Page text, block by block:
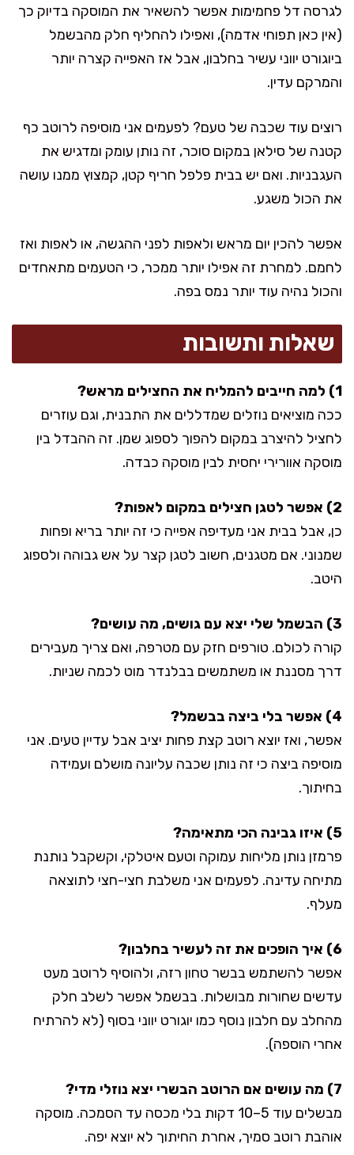
לגרסה דל פחמימות אפשר להשאיר את המוסקה בדיוק כך
(אין כאן תפוחי אדמה), ואפילו להחליף חלק מהבשמל
ביוגורט יווני עשיר בחלבון, אבל אז האפייה קצרה יותר
והמרקם עדין.
רוצים עוד שכבה של טעם? לפעמים אני מוסיפה לרוטב כף
קטנה של סילאן במקום סוכר, זה נותן עומק ומדגיש את
העגבניות. ואם יש בבית פלפל חריף קטן, קמצוץ ממנו עושה
את הכול משגע.
אפשר להכין יום מראש ולאפות לפני ההגשה, או לאפות ואז
לחמם. למחרת זה אפילו יותר ממכר, כי הטעמים מתאחדים
והכול נהיה עוד יותר נמס בפה.
שאלות ותשובות
1) למה חייבים להמליח את החצילים מראש?
ככה מוציאים נוזלים שמדללים את התבנית, וגם עוזרים
לחציל להיצרב במקום להפוך לספוג שמן. זה ההבדל בין
מוסקה אוורירי יחסית לבין מוסקה כבדה.
2) אפשר לטגן חצילים במקום לאפות?
כן, אבל בבית אני מעדיפה אפייה כי זה יותר בריא ופחות
שמנוני. אם מטגנים, חשוב לטגן קצר על אש גבוהה ולספוג
היטב.
3) הבשמל שלי יצא עם גושים, מה עושים?
קורה לכולם. טורפים חזק עם מטרפה, ואם צריך מעבירים
דרך מסננת או משתמשים בבלנדר מוט לכמה שניות.
4) אפשר בלי ביצה בבשמל?
אפשר, ואז יוצא רוטב קצת פחות יציב אבל עדיין טעים. אני
מוסיפה ביצה כי זה נותן שכבה עליונה מושלם ועמידה
בחיתוך.
5) איזו גבינה הכי מתאימה?
פרמזן נותן מליחות עמוקה וטעם איטלקי, וקשקבל נותנת
מתיחה עדינה. לפעמים אני משלבת חצי-חצי לתוצאה
מעלף.
6) איך הופכים את זה לעשיר בחלבון?
אפשר להשתמש בבשר טחון רזה, ולהוסיף לרוטב מעט
עדשים שחורות מבושלות. בבשמל אפשר לשלב חלק
מהחלב עם חלבון נוסף כמו יוגורט יווני בסוף (לא להרתיח
אחרי הוספה).
7) מה עושים אם הרוטב הבשרי יצא נוזלי מדי?
מבשלים עוד 5–10 דקות בלי מכסה עד הסמכה. מוסקה
אוהבת רוטב סמיך, אחרת החיתוך לא יוצא יפה.